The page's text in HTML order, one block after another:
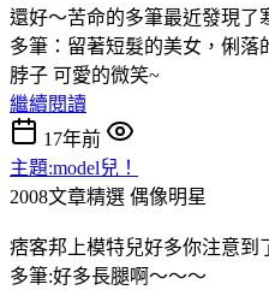
還好～苦命的多筆最近發現了
多筆：留著短髮的美女，俐落
脖子 可愛的微笑~
繼續閱讀
17年前
主題:model兒！
2008文章精選 偶像明星
痞客邦上模特兒好多你注意到
多筆:好多長腿啊～～～